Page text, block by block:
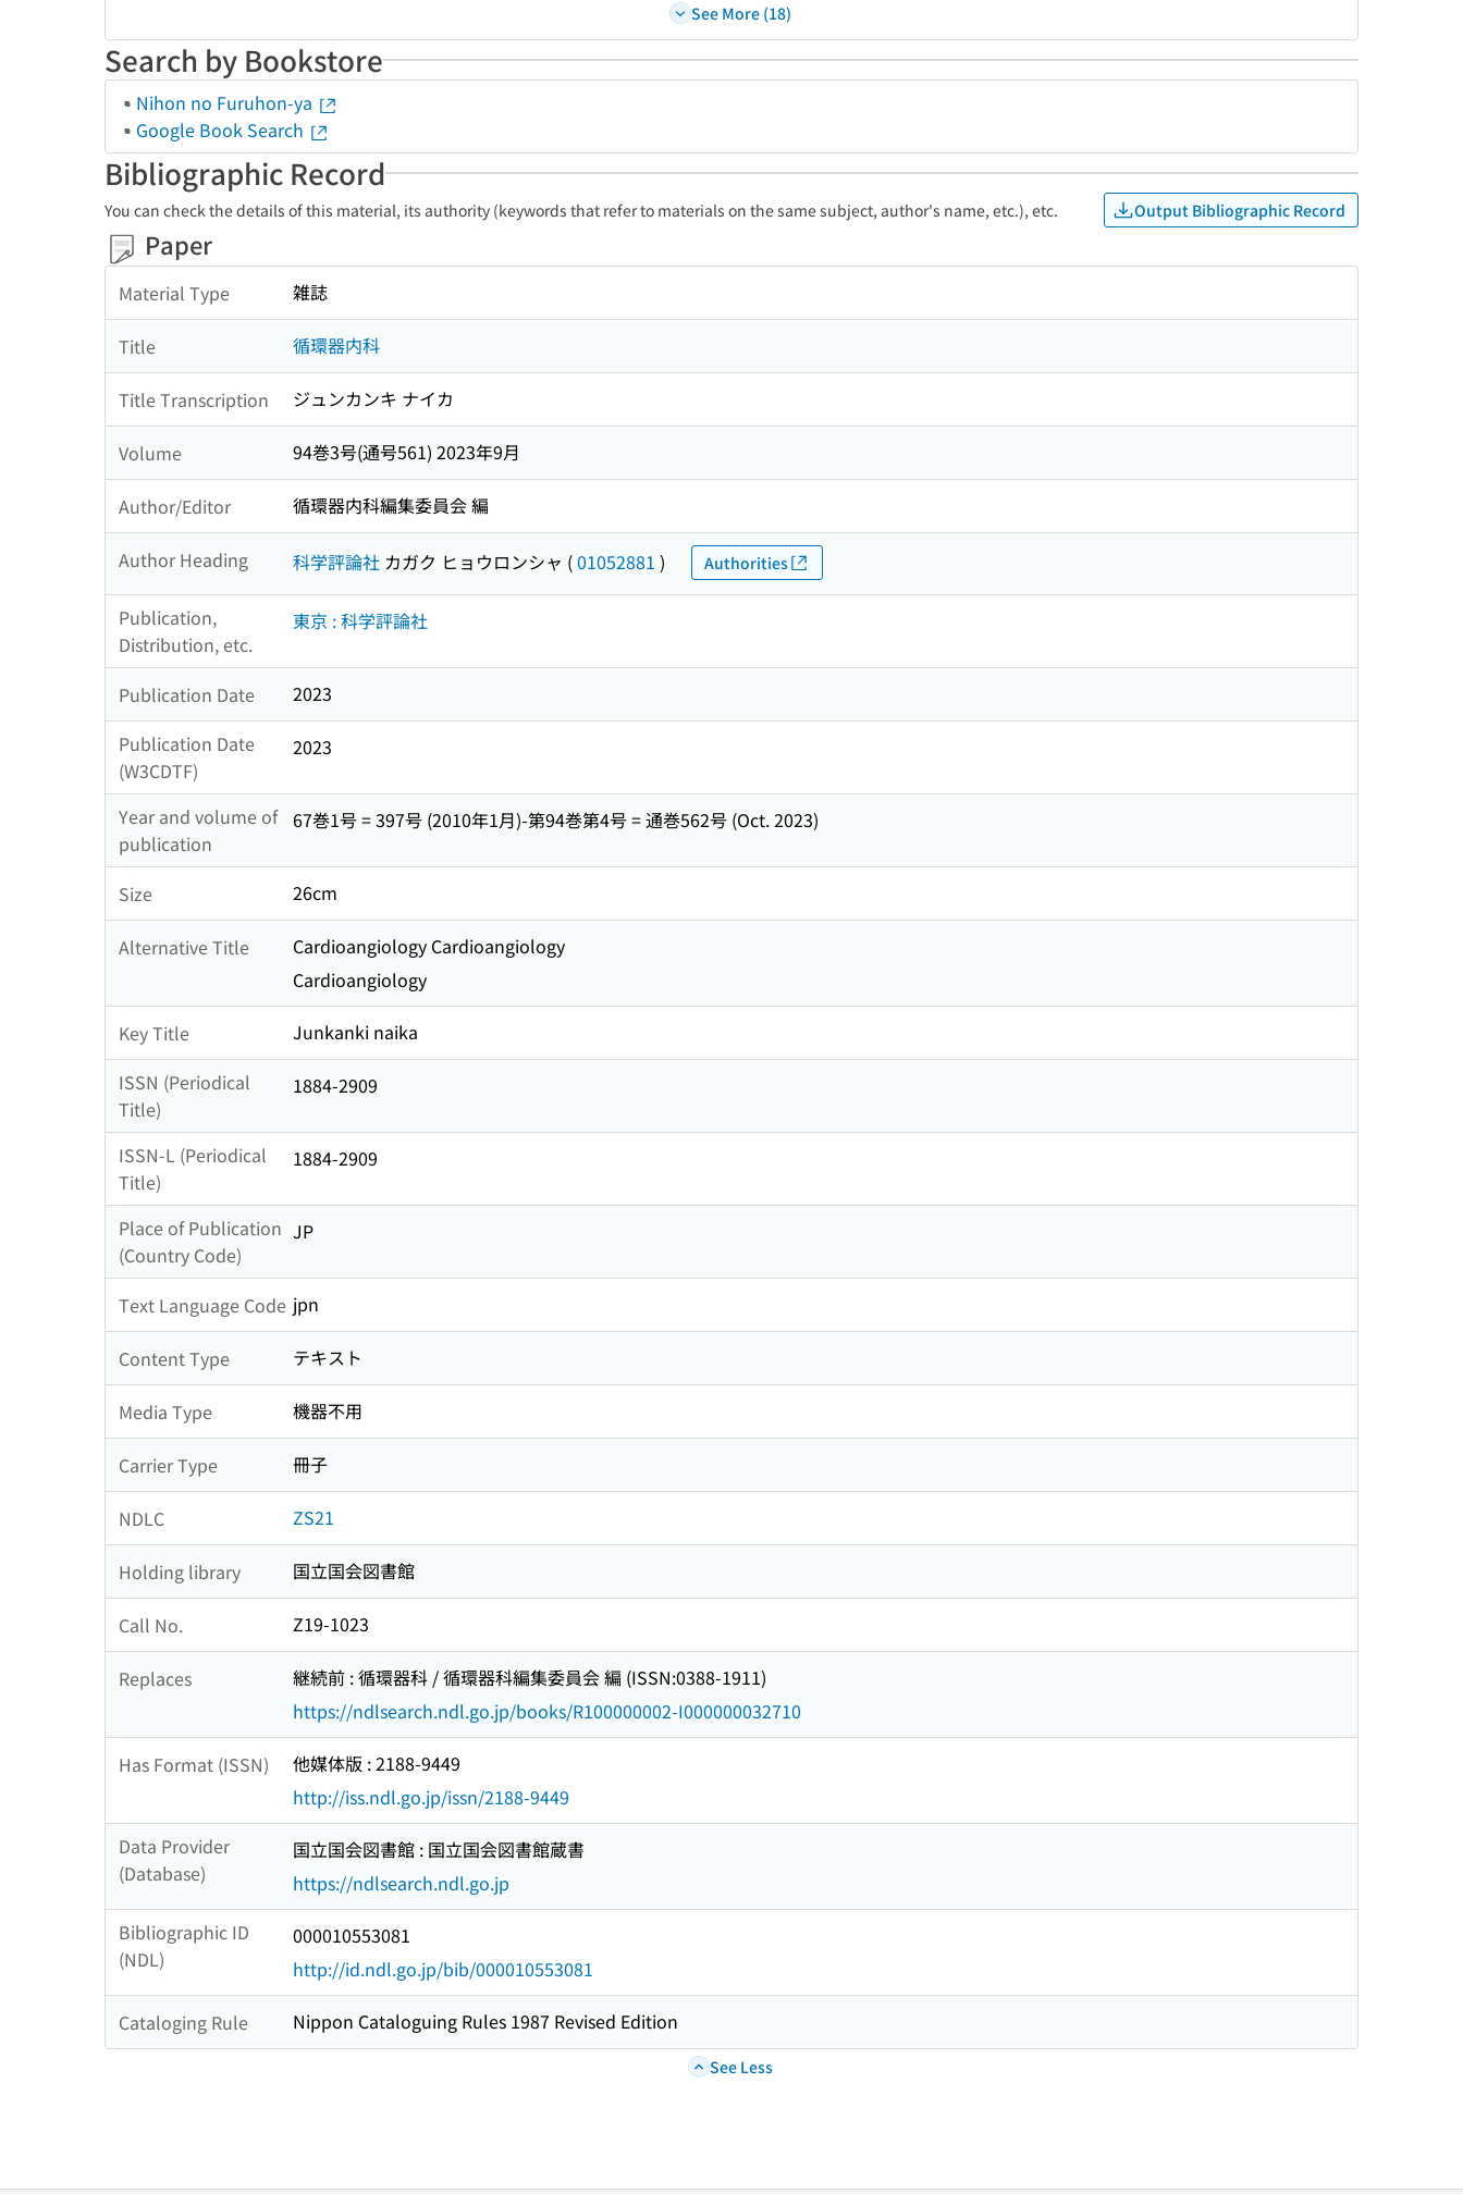
See More (18)
Search by Bookstore
Nihon no Furuhon-ya
Google Book Search
Bibliographic Record
You can check the details of this material, its authority (keywords that refer to materials on the same subject, author's name, etc.), etc. Output Bibliographic Record
Paper
Material Type 雑誌
Title 循環器内科
Title Transcription ジュンカンキ ナイカ
Volume 94巻3号(通号561) 2023年9月
Author/Editor 循環器内科編集委員会 編
Author Heading 科学評論社 カガク ヒョウロンシャ (01052881 ) Authorities
Publication,
Distribution, etc.
東京 : 科学評論社
Publication Date
2023
Publication Date
(W3CDTF)
2023
Year and volume of
publication
67巻1号 = 397号 (2010年1月)-第94巻第4号 = 通巻562号 (Oct. 2023)
Size 26cm
Alternative Title
Cardioangiology Cardioangiology
Cardioangiology
Key Title
Junkanki naika
ISSN (Periodical
Title)
1884-2909
ISSN-L (Periodical
Title)
1884-2909
Place of Publication
(Country Code)
JP
Text Language Code jpn
Content Type テキスト
Media Type 機器不用
Carrier Type 冊子
NDLC ZS21
Holding library 国立国会図書館
Call No. Z19-1023
Replaces
継続前 : 循環器科 / 循環器科編集委員会 編 (ISSN:0388-1911)
https://ndlsearch.ndl.go.jp/books/R100000002-I000000032710
Has Format (ISSN)
他媒体版 : 2188-9449
http://iss.ndl.go.jp/issn/2188-9449
Data Provider
(Database)
国立国会図書館 : 国立国会図書館蔵書
https://ndlsearch.ndl.go.jp
Bibliographic ID
(NDL)
000010553081
http://id.ndl.go.jp/bib/000010553081
Cataloging Rule Nippon Cataloguing Rules 1987 Revised Edition
See Less